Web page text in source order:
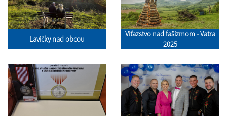
Lavičky nad obcou
Víťazstvo nad fašizmom - Vatra
2025